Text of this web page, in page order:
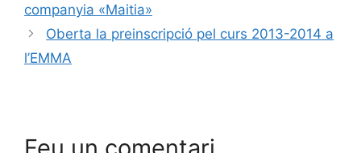
companyia «Maitia»
Oberta la preinscripció pel curs 2013-2014 a
l’EMMA